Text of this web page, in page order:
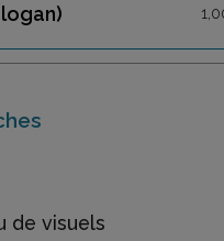
de visuels